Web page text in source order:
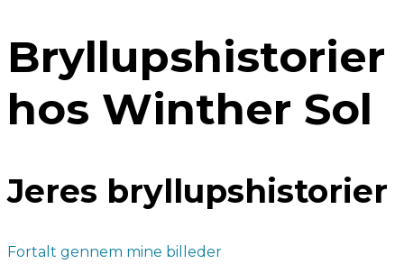
Bryllupshistorier
hos Winther Sol
Jeres bryllupshistorier
Fortalt gennem mine billeder